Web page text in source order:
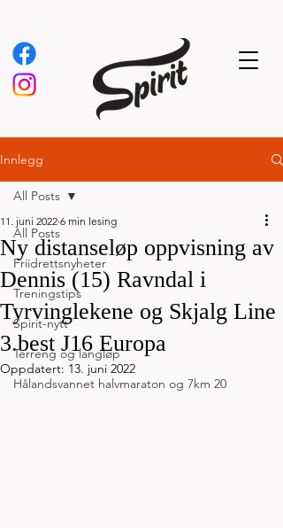
Innlegg
All Posts
Friidrettsnyheter
Treningstips
Spirit-nytt
Terreng og langløp
Hålandsvannet halvmaraton og 7km 20
All Posts
Ny distanseløp oppvisning av
Dennis (15) Ravndal i
Tyrvinglekene og Skjalg Line
3.best J16 Europa
11. juni 2022 6 min lesing
Oppdatert: 13. juni 2022